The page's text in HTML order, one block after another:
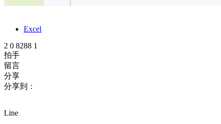
Excel
2 0 8288 1
拍手
留言
分享
分享到：
Line